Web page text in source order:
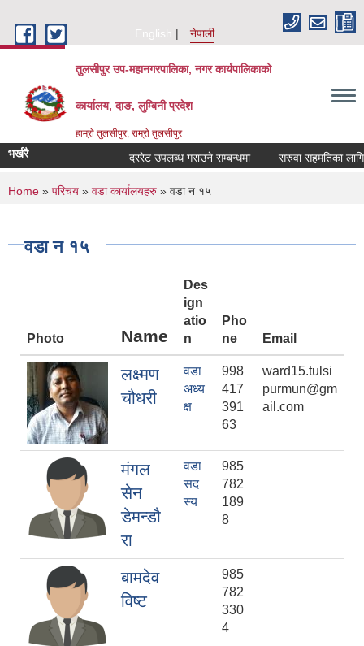
English
नेपाली
तुलसीपुर उप-महानगरपालिका, नगर कार्यपालिकाको
कार्यालय, दाङ, लुम्बिनी प्रदेश
हाम्रो तुलसीपुर, राम्रो तुलसीपुर
भर्खरै दररेट उपलब्ध गराउने सम्बन्धमा सरुवा सहमतिका लागि
You are here
Home » परिचय » वडा कार्यालयहरु » वडा न १५
वडा न १५
Photo Name
Des
ign
atio
n
Pho
ne
Email
लक्ष्मण
चौधरी
वडा
अध्य
क्ष
998
417
391
63
ward15.tulsi
purmun@gm
ail.com
मंगल
सेन
डेमन्डौ
रा
वडा
सद
स्य
985
782
189
8
बामदेव
विष्ट
985
782
330
4